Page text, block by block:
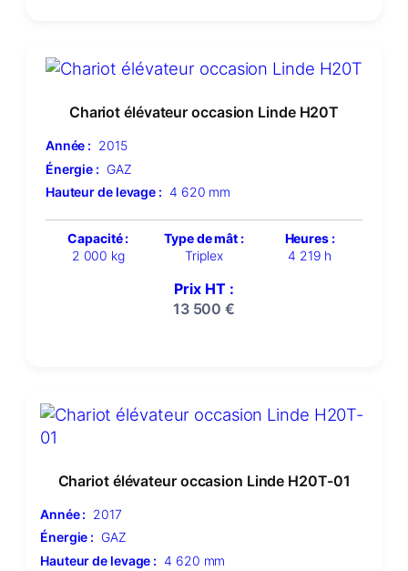
Chariot élévateur occasion Linde H20T
Année : 2015
Énergie : GAZ
Hauteur de levage : 4 620 mm
Capacité :
2 000 kg
Type de mât :
Triplex
Heures :
4 219 h
Prix HT :
13 500€
Chariot élévateur occasion Linde H20T-01
Année : 2017
Énergie : GAZ
Hauteur de levage : 4 620 mm